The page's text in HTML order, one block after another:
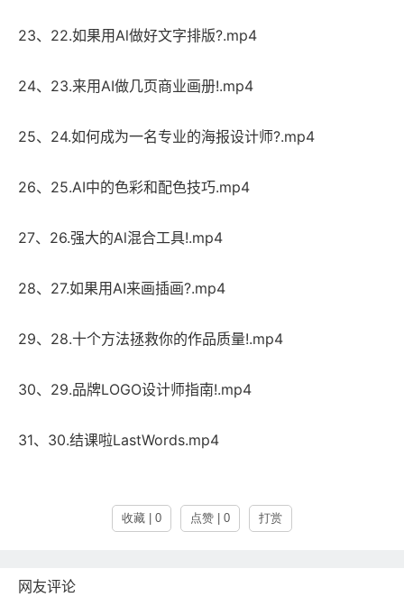
23、22.如果用Al做好文字排版?.mp4
24、23.来用AI做几页商业画册!.mp4
25、24.如何成为一名专业的海报设计师?.mp4
26、25.AI中的色彩和配色技巧.mp4
27、26.强大的Al混合工具!.mp4
28、27.如果用AI来画插画?.mp4
29、28.十个方法拯救你的作品质量!.mp4
30、29.品牌LOGO设计师指南!.mp4
31、30.结课啦LastWords.mp4
收藏 | 0 点赞 | 0 打赏
网友评论